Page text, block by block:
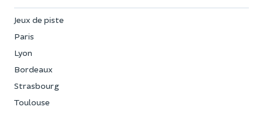
Jeux de piste
Paris
Lyon
Bordeaux
Strasbourg
Toulouse